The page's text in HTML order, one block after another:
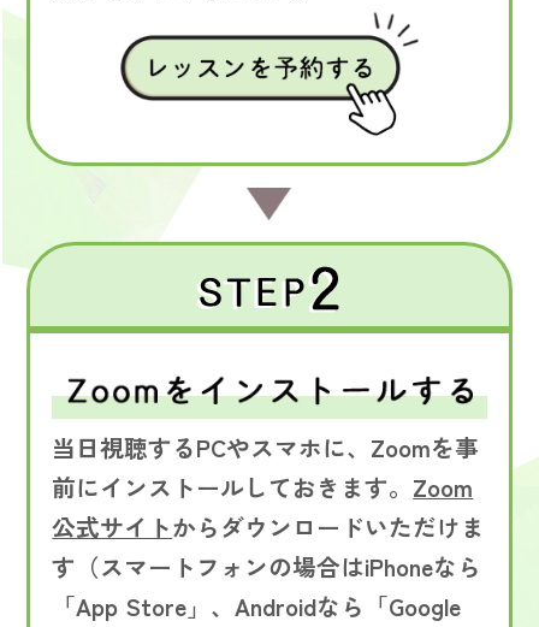
当日視聴するPCやスマホに、Zoomを事
前にインストールしておきます。 Zoom
公式サイトからダウンロードいただけま
す（スマートフォンの場合はiPhoneなら
「App Store」、Androidなら「Google